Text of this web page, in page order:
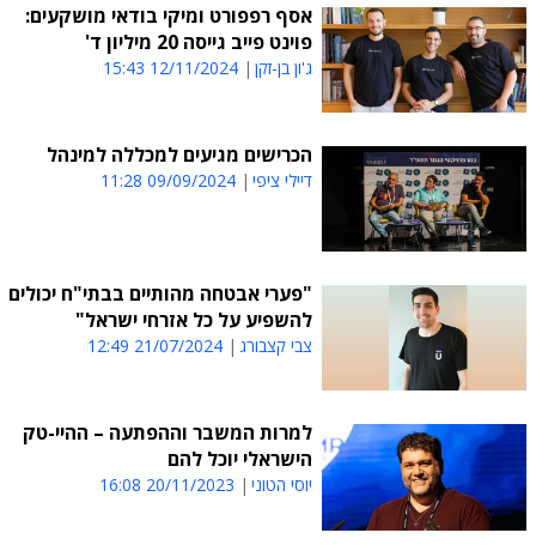
אסף רפפורט ומיקי בודאי מושקעים:
פוינט פייב גייסה 20 מיליון ד'
ג'ון בן-זקן 12/11/2024 15:43
הכרישים מגיעים למכללה למינהל
דיילי ציפי 09/09/2024 11:28
"פערי אבטחה מהותיים בבתי"ח יכולים
להשפיע על כל אזרחי ישראל"
צבי קצבורג 21/07/2024 12:49
למרות המשבר וההפתעה – ההיי-טק
הישראלי יוכל להם
יוסי הטוני 20/11/2023 16:08